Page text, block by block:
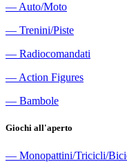
― Auto/Moto
― Trenini/Piste
― Radiocomandati
― Action Figures
― Bambole
Giochi all'aperto
― Monopattini/Tricicli/